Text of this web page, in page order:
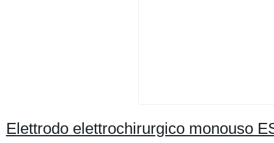
Elettrodo elettrochirurgico monouso